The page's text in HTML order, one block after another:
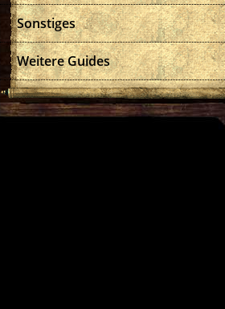
Sonstiges
Weitere Guides